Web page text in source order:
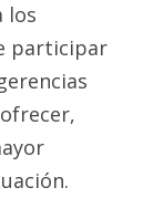
los
participar